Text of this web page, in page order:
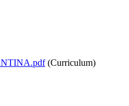
(Curriculum)